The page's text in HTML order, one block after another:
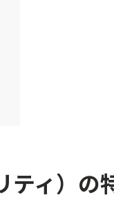
ティ）の